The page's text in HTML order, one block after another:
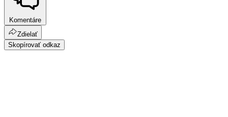
Komentáre
Zdielať
Skopírovať odkaz